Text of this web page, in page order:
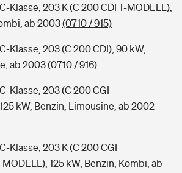
Klasse, 203 K (C 200 CDI T-MODELL),
ab 2003(0710 / 915)
Klasse, 203 (C 200 CDI), 90 kW,
ab 2003(0710 / 916)
Klasse, 203 (C 200 CGI
kW, Benzin, Limousine, ab 2002
Klasse, 203 K (C 200 CGI
MODELL), 125 kW, Benzin, Kombi, ab